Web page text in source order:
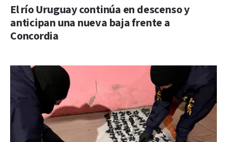
El río Uruguay continúa en descenso y
anticipan una nueva baja frente a
Concordia